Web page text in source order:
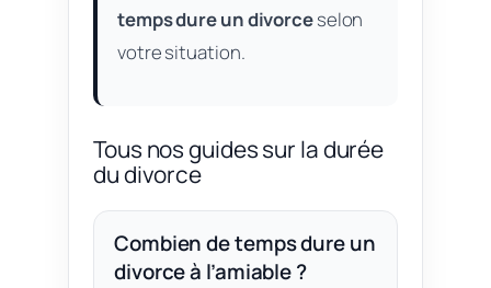
temps dure un divorceselon
votre situation.
Tous nos guides sur la durée
du divorce
Combien de temps dure un
divorce à l’amiable ?